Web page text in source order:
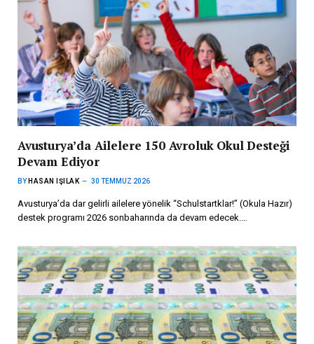
Avusturya’da Ailelere 150 Avroluk Okul Desteği
Devam Ediyor
BY HASAN IŞILAK 30 TEMMUZ 2026
Avusturya’da dar gelirli ailelere yönelik “Schulstartklar!” (Okula Hazır)
destek programı 2026 sonbaharında da devam edecek.…